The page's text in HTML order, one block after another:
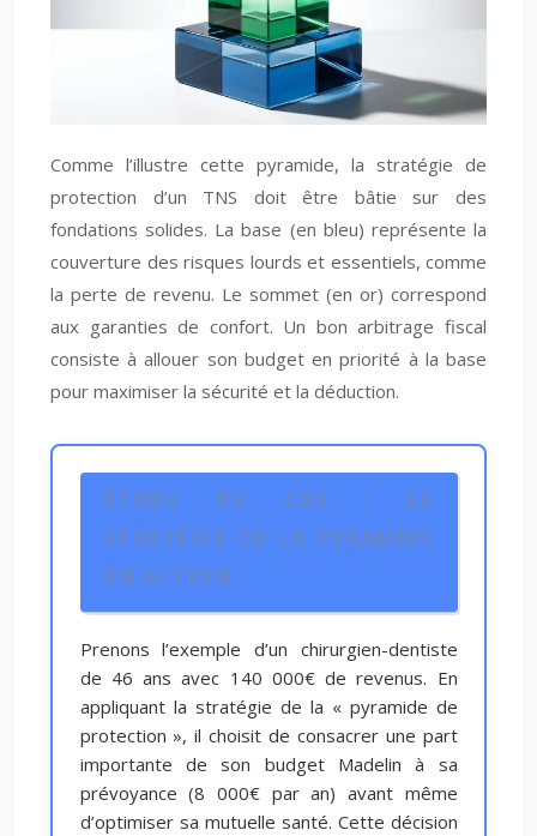
Comme l’illustre cette pyramide, la stratégie de
protection d’un TNS doit être bâtie sur des
fondations solides. La base (en bleu) représente la
couverture des risques lourds et essentiels, comme
la perte de revenu. Le sommet (en or) correspond
aux garanties de confort. Un bon arbitrage fiscal
consiste à allouer son budget en priorité à la base
pour maximiser la sécurité et la déduction.
ÉTUDE DE CAS : LA
STRATÉGIE DE LA PYRAMIDE
EN ACTION
Prenons l’exemple d’un chirurgien-dentiste
de 46 ans avec 140 000€ de revenus. En
appliquant la stratégie de la « pyramide de
protection », il choisit de consacrer une part
importante de son budget Madelin à sa
prévoyance (8 000€ par an) avant même
d’optimiser sa mutuelle santé. Cette décision